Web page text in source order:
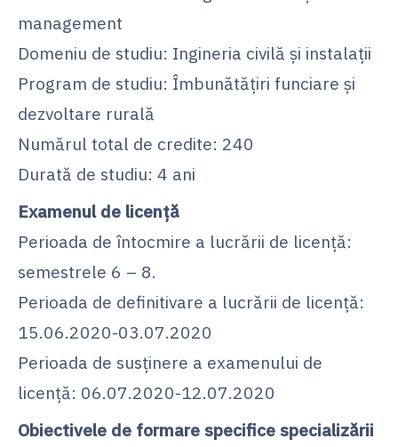
management
Domeniu de studiu: Ingineria civilă și instalații
Program de studiu: Îmbunătăţiri funciare şi
dezvoltare rurală
Numărul total de credite: 240
Durată de studiu: 4 ani
Examenul de licență
Perioada de întocmire a lucrării de licență:
semestrele 6 – 8.
Perioada de definitivare a lucrării de licență:
15.06.2020-03.07.2020
Perioada de susţinere a examenului de
licenţă: 06.07.2020-12.07.2020
Obiectivele de formare specifice specializării